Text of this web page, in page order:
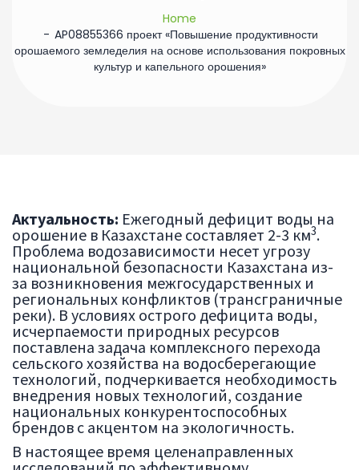
Home
AP08855366 проект «Повышение продуктивности
орошаемого земледелия на основе использования покровных
культур и капельного орошения»
Актуальность: Ежегодный дефицит воды на
орошение в Казахстане составляет 2-3 км3.
Проблема водозависимости несет угрозу
национальной безопасности Казахстана из-
за возникновения межгосударственных и
региональных конфликтов (трансграничные
реки). В условиях острого дефицита воды,
исчерпаемости природных ресурсов
поставлена задача комплексного перехода
сельского хозяйства на водосберегающие
технологий, подчеркивается необходимость
внедрения новых технологий, создание
национальных конкурентоспособных
брендов с акцентом на экологичность.
В настоящее время целенаправленных